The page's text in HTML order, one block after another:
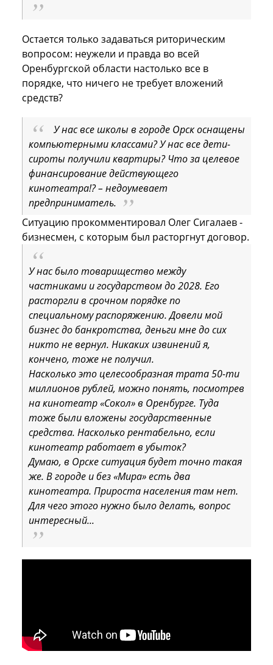
Остается только задаваться риторическим
вопросом: неужели и правда во всей
Оренбургской области настолько все в
порядке, что ничего не требует вложений
средств?
У нас все школы в городе Орск оснащены
компьютерными классами? У нас все дети-
сироты получили квартиры? Что за целевое
финансирование действующего
кинотеатра!? – недоумевает
предприниматель.
Ситуацию прокомментировал Олег Сигалаев -
бизнесмен, с которым был расторгнут договор.
У нас было товарищество между
частниками и государством до 2028. Его
расторгли в срочном порядке по
специальному распоряжению. Довели мой
бизнес до банкротства, деньги мне до сих
никто не вернул. Никаких извинений я,
кончено, тоже не получил.
Насколько это целесообразная трата 50-ти
миллионов рублей, можно понять, посмотрев
на кинотеатр «Сокол» в Оренбурге. Туда
тоже были вложены государственные
средства. Насколько рентабельно, если
кинотеатр работает в убыток?
Думаю, в Орске ситуация будет точно такая
же. В городе и без «Мира» есть два
кинотеатра. Прироста населения там нет.
Для чего этого нужно было делать, вопрос
интересный...